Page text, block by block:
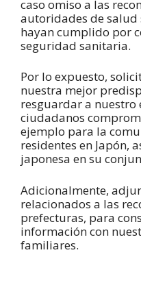
caso omiso a las
autoridades de salud
hayan cumplido por
seguridad sanitaria.
Por lo expuesto,
nuestra mejor
resguardar a nuestro
ciudadanos
ejemplo para la
residentes en Japón,
japonesa en su
Adicionalmente,
relacionados a las
prefecturas, para
información con
familiares.